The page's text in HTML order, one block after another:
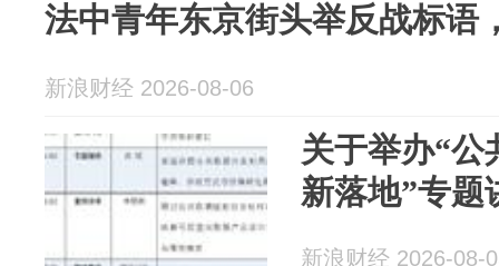
法中青年东京街头举反战标语
新浪财经 2026-08-06
关于举办“公
新落地”专题
新浪财经 2026-08-